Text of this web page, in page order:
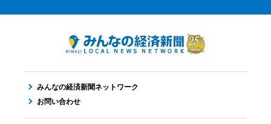
みんなの経済新聞ネットワーク
お問い合わせ